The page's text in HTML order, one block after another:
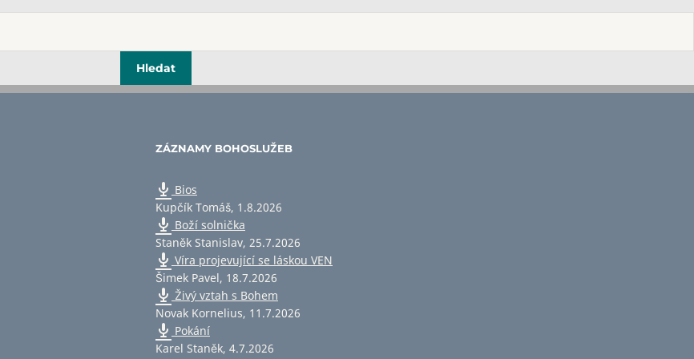
ZÁZNAMY BOHOSLUŽEB
Bios
Kupčík Tomáš, 1.8.2026
Boží solnička
Staněk Stanislav, 25.7.2026
Víra projevující se láskou VEN
Šimek Pavel, 18.7.2026
Živý vztah s Bohem
Novak Kornelius, 11.7.2026
Pokání
Karel Staněk, 4.7.2026